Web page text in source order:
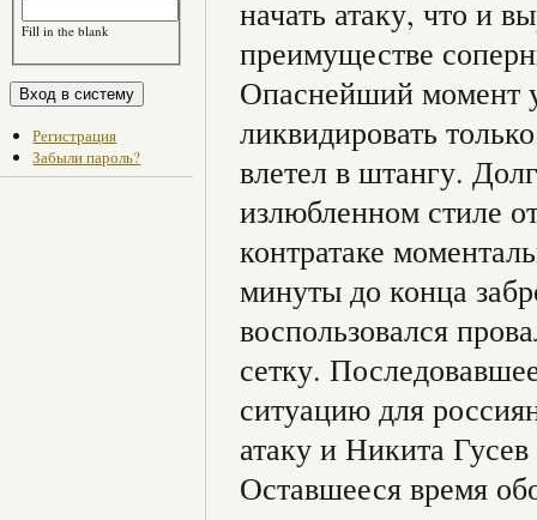
Fill in the blank
Регистрация
Забыли пароль?
начать атаку, что и
преимуществе
Опаснейший момент
ликвидировать
влетел в штангу.
излюбленном стиле
контратаке
минуты до конца
воспользовался
сетку.
ситуацию для
атаку и Никита
Оставшееся время